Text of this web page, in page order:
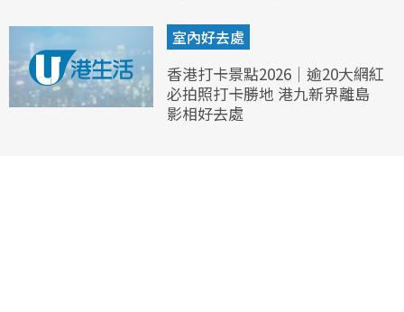
室內好去處
香港打卡景點2026｜逾20大網紅
必拍照打卡勝地 港九新界離島
影相好去處